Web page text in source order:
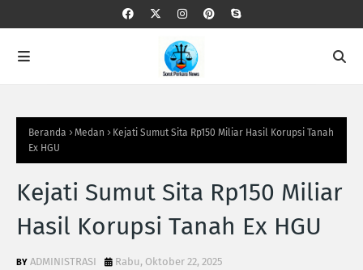
Beranda Medan
Kejati Sumut Sita Rp150 Miliar Hasil Korupsi Tanah
Ex HGU
Kejati Sumut Sita Rp150 Miliar
Hasil Korupsi Tanah Ex HGU
ADMINISTRASI Rabu, Oktober 22, 2025